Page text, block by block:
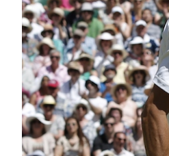
Politica
Tecnologia
Internet
Scienza
Cultura
Economia
Sport